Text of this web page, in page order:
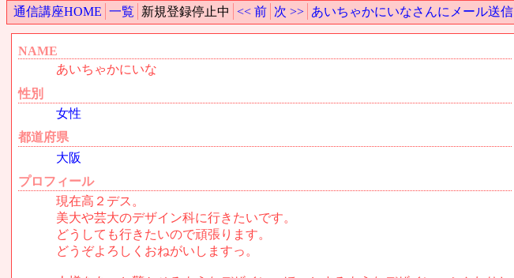
通信講座HOME 一覧 新規登録停止中 << 前 次 >> あいちゃかにいなさんにメール送信
NAME
あいちゃかにいな
性別
女性
都道府県
大阪
プロフィール
現在高２デス。
美大や芸大のデザイン科に行きたいです。
どうしても行きたいので頑張ります。
どうぞよろしくおねがいしますっ。